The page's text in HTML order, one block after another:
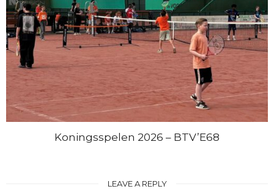
Koningsspelen 2026 – BTV’E68
LEAVE A REPLY